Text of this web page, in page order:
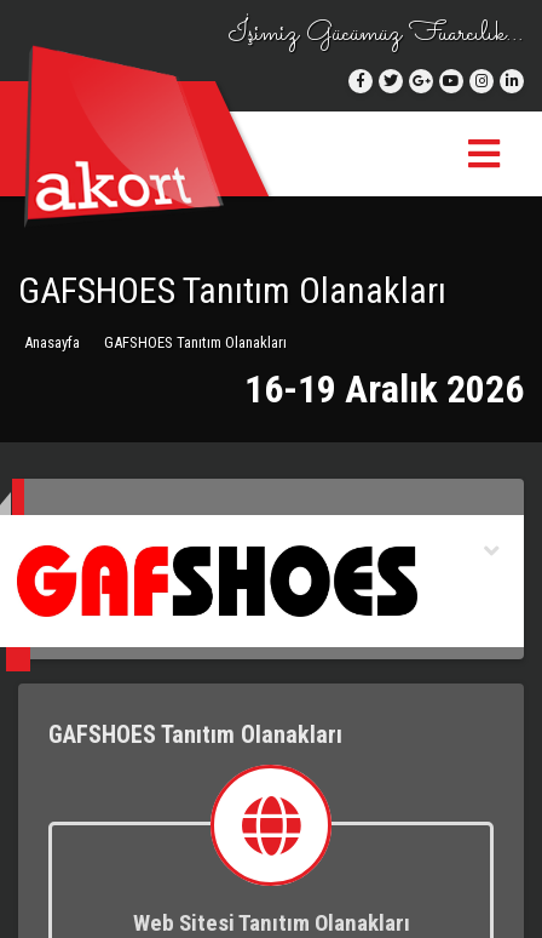
İşimiz Gücümüz Fuarcılık...
GAFSHOES Tanıtım Olanakları
Anasayfa GAFSHOES Tanıtım Olanakları
16-19 Aralık 2026
GAFSHOES Tanıtım Olanakları
Web Sitesi Tanıtım Olanakları